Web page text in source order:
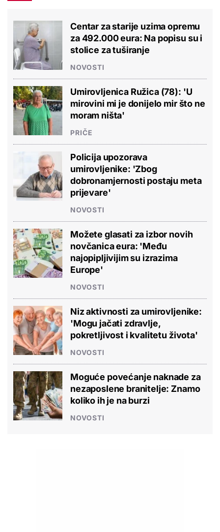
Centar za starije uzima opremu
za 492.000 eura: Na popisu su i
stolice za tuširanje
NOVOSTI
Umirovljenica Ružica (78): 'U
mirovini mi je donijelo mir što ne
moram ništa'
PRIČE
Policija upozorava
umirovljenike: 'Zbog
dobronamjernosti postaju meta
prijevare'
NOVOSTI
Možete glasati za izbor novih
novčanica eura: 'Među
najopipljivijim su izrazima
Europe'
NOVOSTI
Niz aktivnosti za umirovljenike:
'Mogu jačati zdravlje,
pokretljivost i kvalitetu života'
NOVOSTI
Moguće povećanje naknade za
nezaposlene branitelje: Znamo
koliko ih je na burzi
NOVOSTI